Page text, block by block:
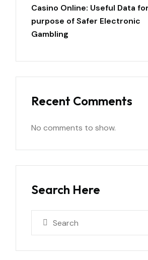
Casino Online: Useful Data
purpose of Safer Electronic
Gambling
Recent Comments
No comments to show.
Search Here